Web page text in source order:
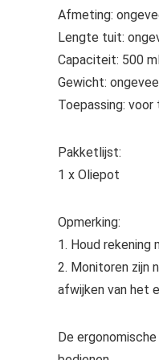
Afmeting:
Lengte tuit:
Capaciteit: 500
Gewicht:
Toepassing: voor
Pakketlijst:
1 x Oliepot
Opmerking:
1. Houd
2. Monitoren zijn
afwijken van het
De